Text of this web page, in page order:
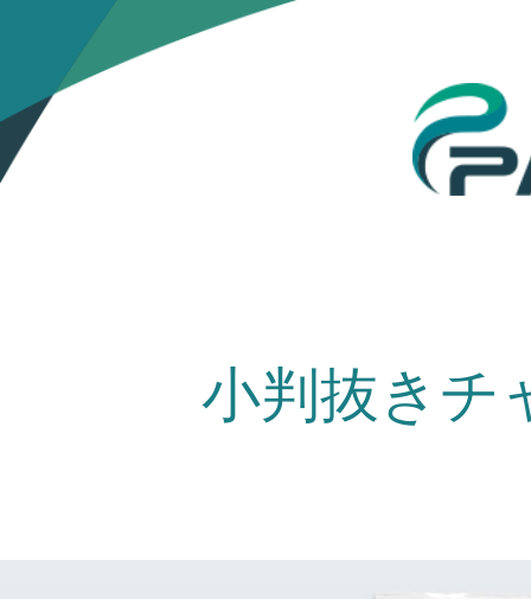
小判抜きチ